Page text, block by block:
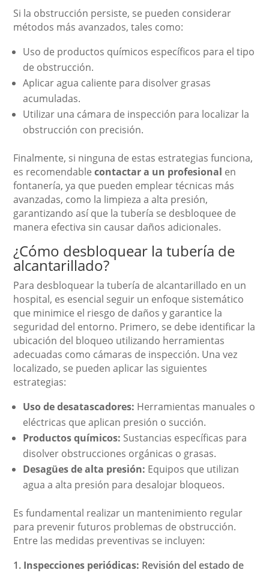
Si la obstrucción persiste, se pueden considerar
métodos más avanzados, tales como:
Uso de productos químicos específicos para el tipo
de obstrucción.
Aplicar agua caliente para disolver grasas
acumuladas.
Utilizar una cámara de inspección para localizar la
obstrucción con precisión.
Finalmente, si ninguna de estas estrategias funciona,
es recomendablecontactar a un profesional en
fontanería, ya que pueden emplear técnicas más
avanzadas, como la limpieza a alta presión,
garantizando así que la tubería se desbloquee de
manera efectiva sin causar daños adicionales.
¿Cómo desbloquear la tubería de
alcantarillado?
Para desbloquear la tubería de alcantarillado en un
hospital, es esencial seguir un enfoque sistemático
que minimice el riesgo de daños y garantice la
seguridad del entorno. Primero, se debe identificar la
ubicación del bloqueo utilizando herramientas
adecuadas como cámaras de inspección. Una vez
localizado, se pueden aplicar las siguientes
estrategias:
Uso de desatascadores: Herramientas manuales o
eléctricas que aplican presión o succión.
Productos químicos: Sustancias específicas para
disolver obstrucciones orgánicas o grasas.
Desagües de alta presión: Equipos que utilizan
agua a alta presión para desalojar bloqueos.
Es fundamental realizar un mantenimiento regular
para prevenir futuros problemas de obstrucción.
Entre las medidas preventivas se incluyen:
Inspecciones periódicas: Revisión del estado de